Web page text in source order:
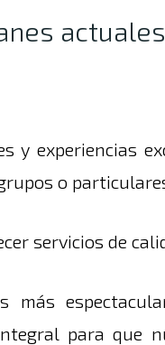
y experiencias
o
servicios de
para que